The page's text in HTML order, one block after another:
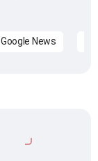
Google News